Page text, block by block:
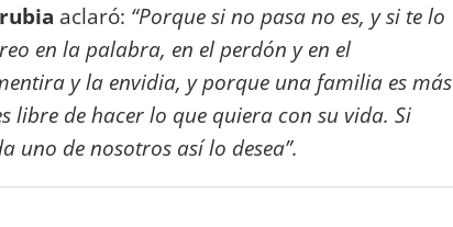
aclaró: “Porque si no pasa no es, y si te lo
en la palabra, en el perdón y en el
y la envidia, y porque una familia es más
libre de hacer lo que quiera con su vida. Si
uno de nosotros así lo desea”.